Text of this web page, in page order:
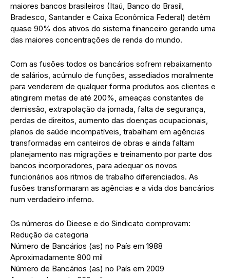
maiores bancos brasileiros (Itaú, Banco do Brasil,
Bradesco, Santander e Caixa Econômica Federal) detêm
quase 90% dos ativos do sistema financeiro gerando uma
das maiores concentrações de renda do mundo.
Com as fusões todos os bancários sofrem rebaixamento
de salários, acúmulo de funções, assediados moralmente
para venderem de qualquer forma produtos aos clientes e
atingirem metas de até 200%, ameaças constantes de
demissão, extrapolação da jornada, falta de segurança,
perdas de direitos, aumento das doenças ocupacionais,
planos de saúde incompatíveis, trabalham em agências
transformadas em canteiros de obras e ainda faltam
planejamento nas migrações e treinamento por parte dos
bancos incorporadores, para adequar os novos
funcionários aos ritmos de trabalho diferenciados. As
fusões transformaram as agências e a vida dos bancários
num verdadeiro inferno.
Os números do Dieese e do Sindicato comprovam:
Redução da categoria
Número de Bancários (as) no País em 1988
Aproximadamente 800 mil
Número de Bancários (as) no País em 2009